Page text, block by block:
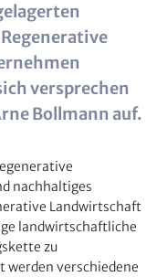
versprechen
Bollmann auf.
nachhaltiges
Landwirtschaft
landwirtschaftliche
zu
werden verschiedene